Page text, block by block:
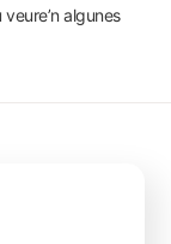
veure’n algunes